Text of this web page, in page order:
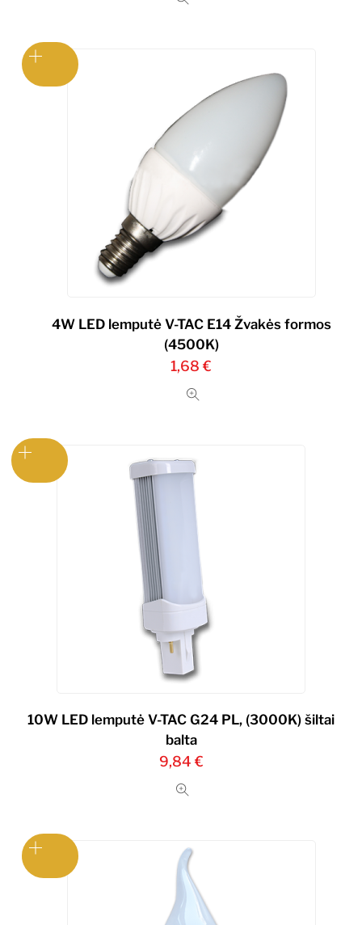
4W LED lemputė V-TAC E14 Žvakės formos
(4500K)
1,68€
10W LED lemputė V-TAC G24 PL, (3000K) šiltai
balta
9,84 €